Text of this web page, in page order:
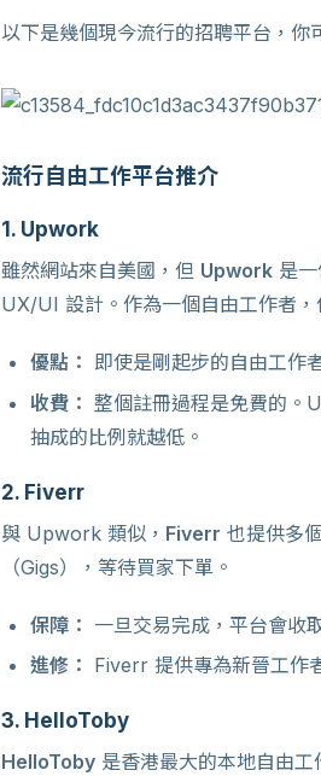
以下是幾個現今流行的招聘平台，你
流行自由工作平台推介
1. Upwork
雖然網站來自美國，但 Upwork 是
UX/UI 設計。作為一個自由工作者
優點： 即使是剛起步的自由工作
收費： 整個註冊過程是免費的。
抽成的比例就越低。
2. Fiverr
與 Upwork 類似， Fiverr 也提供多
（Gigs），等待買家下單。
保障： 一旦交易完成，平台會收
進修： Fiverr 提供專為新晉工作
3. HelloToby
HelloToby 是香港最大的本地自由